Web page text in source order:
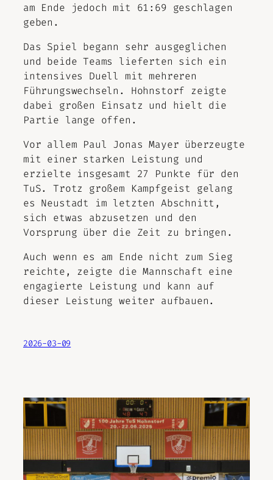
am Ende jedoch mit 61:69 geschlagen
geben.
Das Spiel begann sehr ausgeglichen
und beide Teams lieferten sich ein
intensives Duell mit mehreren
Führungswechseln. Hohnstorf zeigte
dabei großen Einsatz und hielt die
Partie lange offen.
Vor allem Paul Jonas Mayer überzeugte
mit einer starken Leistung und
erzielte insgesamt 27 Punkte für den
TuS. Trotz großem Kampfgeist gelang
es Neustadt im letzten Abschnitt,
sich etwas abzusetzen und den
Vorsprung über die Zeit zu bringen.
Auch wenn es am Ende nicht zum Sieg
reichte, zeigte die Mannschaft eine
engagierte Leistung und kann auf
dieser Leistung weiter aufbauen.
2026-03-09